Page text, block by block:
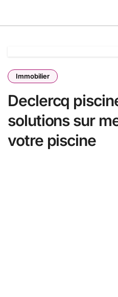
contenu
Immobilier
Declercq
solutions sur
votre piscine